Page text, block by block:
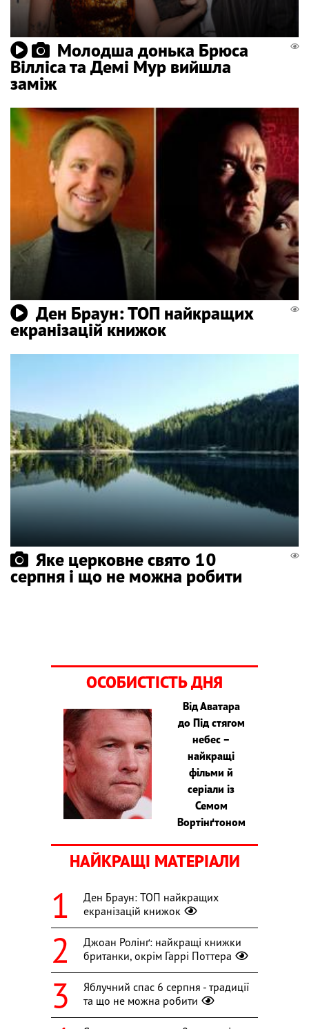
Молодша донька Брюса
Вілліса та Демі Мур вийшла
заміж
Ден Браун: ТОП найкращих
екранізацій книжок
Яке церковне свято 10
серпня і що не можна робити
ОСОБИСТІСТЬ ДНЯ
Від Аватара
до Під стягом
небес –
найкращі
фільми й
серіали із
Семом
Вортінґтоном
НАЙКРАЩІ МАТЕРІАЛИ
Ден Браун: ТОП найкращих
екранізацій книжок
Джоан Ролінґ: найкращі книжки
британки, окрім Гаррі Поттера
Яблучний спас 6 серпня - традиції
та що не можна робити